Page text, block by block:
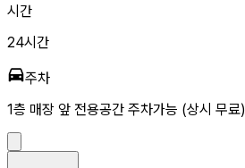
시간
24시간
주차
1층 매장 앞 전용공간 주차가능 (상시 무료)